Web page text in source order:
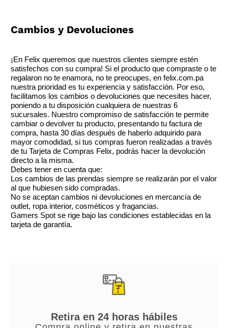
Cambios y Devoluciones
¡En Felix queremos que nuestros clientes siempre estén
satisfechos con su compra! Si el producto que compraste o te
regalaron no te enamora, no te preocupes, en felix.com.pa
nuestra prioridad es tu experiencia y satisfacción. Por eso,
facilitamos los cambios o devoluciones que necesites hacer,
poniendo a tu disposición cualquiera de nuestras 6
sucursales. Nuestro compromiso de satisfacción te permite
cambiar o devolver tu producto, presentando tu factura de
compra, hasta 30 días después de haberlo adquirido para
mayor comodidad, si tus compras fueron realizadas a través
de tu Tarjeta de Compras Felix, podrás hacer la devolución
directo a la misma.
Debes tener en cuenta que:
Los cambios de las prendas siempre se realizarán por el valor
al que hubiesen sido compradas.
No se aceptan cambios ni devoluciones en mercancía de
outlet, ropa interior, cosméticos y fragancias.
Gamers Spot se rige bajo las condiciones establecidas en la
tarjeta de garantía.
Retira en 24 horas hábiles